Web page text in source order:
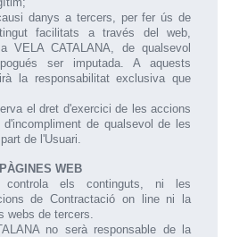
danys a tercers, per fer ús de
facilitats a través del web,
VELA CATALANA, de qualsevol
ser imputada. A aquests
la responsabilitat exclusiva que
el dret d'exercici de les accions
de qualsevol de les
de l'Usuari.
WEB
controla els continguts, ni les
de Contractació on line ni la
webs de tercers.
no serà responsable de la